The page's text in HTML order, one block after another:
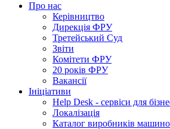
Про нас
Керівництво
Дирекція ФРУ
Третейський Суд
Звіти
Комітети ФРУ
20 років ФРУ
Вакансії
Ініціативи
Help Desk - сервіси для
Локалізація
Каталог виробників